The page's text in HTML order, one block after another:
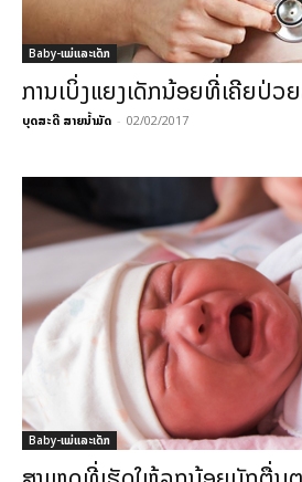
Baby-ແມ່ແລະເດັກ
ການເບິ່ງແຍງເດັກນ້ອຍທີ່ເຄີຍປ່ວ
ບຸດສະດີ ສາຍນ້ຳມັດ - 02/02/2017
Baby-ແມ່ແລະເດັກ